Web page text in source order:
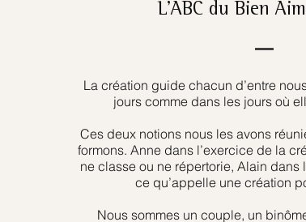
L’ABC du Bien
La création guide chacun d’entre
jours comme dans les jours où
Ces deux notions nous les avons
formons. Anne dans l’exercice de la
ne classe ou ne répertorie, Alain dans
ce qu’appelle une création
Nous sommes un couple, un